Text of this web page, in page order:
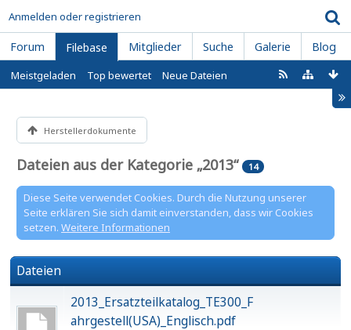
Anmelden oder registrieren
Forum Filebase Mitglieder Suche Galerie Blog
Meistgeladen Top bewertet Neue Dateien
Herstellerdokumente
Dateien aus der Kategorie „2013“ 14
Diese Seite verwendet Cookies. Durch die Nutzung unserer
Seite erklären Sie sich damit einverstanden, dass wir Cookies
setzen. Weitere Informationen
Dateien
2013_Ersatzteilkatalog_TE300_F​
ahrgestell(USA)_Englisch.pdf